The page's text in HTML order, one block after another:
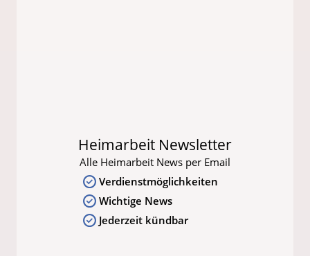
Heimarbeit Newsletter
Alle Heimarbeit News per Email
Verdienstmöglichkeiten
Wichtige News
Jederzeit kündbar